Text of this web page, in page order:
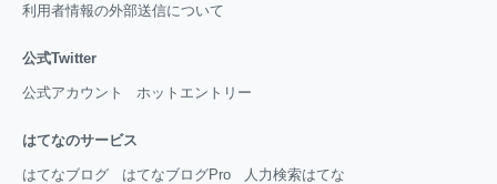
利用者情報の外部送信について
公式Twitter
公式アカウント ホットエントリー
はてなのサービス
はてなブログ はてなブログPro 人力検索はてな